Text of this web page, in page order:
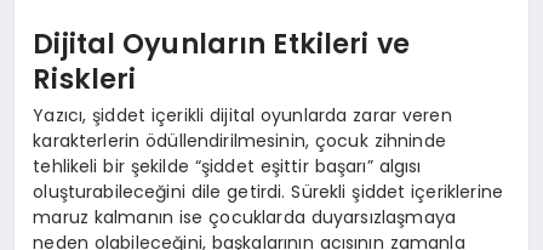
Dijital Oyunların Etkileri ve
Riskleri
Yazıcı, şiddet içerikli dijital oyunlarda zarar veren
karakterlerin ödüllendirilmesinin, çocuk zihninde
tehlikeli bir şekilde “şiddet eşittir başarı” algısı
oluşturabileceğini dile getirdi. Sürekli şiddet içeriklerine
maruz kalmanın ise çocuklarda duyarsızlaşmaya
neden olabileceğini, başkalarının acısının zamanla